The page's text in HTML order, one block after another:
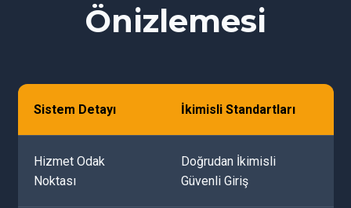
Önizlemesi
Sistem Detayı İkimisli Standartları
Hizmet Odak
Noktası
Doğrudan İkimisli
Güvenli Giriş